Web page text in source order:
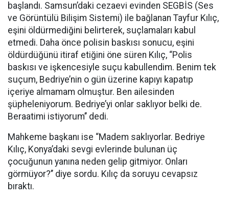
başlandı. Samsun’daki cezaevi evinden SEGBİS (Ses
ve Görüntülü Bilişim Sistemi) ile bağlanan Tayfur Kılıç,
eşini öldürmediğini belirterek, suçlamaları kabul
etmedi. Daha önce polisin baskısı sonucu, eşini
öldürdüğünü itiraf etiğini öne süren Kılıç, “Polis
baskısı ve işkencesiyle suçu kabullendim. Benim tek
suçum, Bedriye’nin o gün üzerine kapıyı kapatıp
içeriye almamam olmuştur. Ben ailesinden
şüpheleniyorum. Bedriye’yi onlar saklıyor belki de.
Beraatimi istiyorum’’ dedi.
Mahkeme başkanı ise “Madem saklıyorlar. Bedriye
Kılıç, Konya’daki sevgi evlerinde bulunan üç
çocuğunun yanına neden gelip gitmiyor. Onları
görmüyor?’’ diye sordu. Kılıç da soruyu cevapsız
bıraktı.